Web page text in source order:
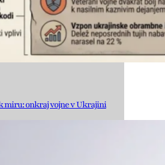
miru: onkraj vojne v Ukrajini